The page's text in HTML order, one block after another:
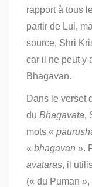
rapport à tous
partir de Lui,
source, Shri
car il ne peut y
Bhagavan.
Dans le verset
du Bhagavata,
mots «
« bhagavan ».
avataras, il
(« du Puman